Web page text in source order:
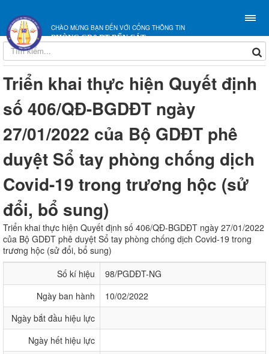
CHÀO MỪNG BẠN ĐẾN VỚI CỔNG THÔNG TIN
PHÒNG GD&ĐT BẾN CÁT
Triển khai thực hiện Quyết định
số 406/QĐ-BGDĐT ngày
27/01/2022 của Bộ GDĐT phê
duyệt Sổ tay phòng chống dịch
Covid-19 trong trương hộc (sử
đổi, bổ sung)
Triển khai thực hiện Quyết định số 406/QĐ-BGDĐT ngày 27/01/2022
của Bộ GDĐT phê duyệt Sổ tay phòng chống dịch Covid-19 trong
trương hộc (sử đổi, bổ sung)
Số kí hiệu
98/PGDĐT-NG
Ngày ban hành
10/02/2022
Ngày bắt đầu hiệu lực
Ngày hết hiệu lực